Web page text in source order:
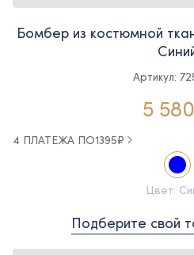
Бомбер из костюмной
Артикул:
5
4 ПЛАТЕЖА ПО1395₽
Цвет:
Подберите свой